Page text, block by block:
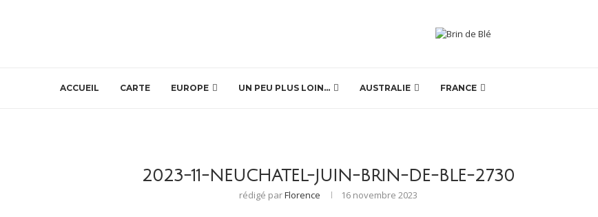
ACCUEIL CARTE EUROPE UN PEU PLUS LOIN… AUSTRALIE FRANCE
2023-11-NEUCHATEL-JUIN-BRIN-DE-BLE-2730
rédigé parFlorence 16 novembre 2023